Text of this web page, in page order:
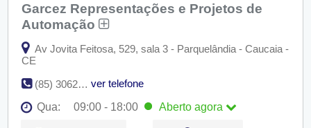
Garcez Representações e Projetos de
Automação
Av Jovita Feitosa, 529, sala 3 - Parquelândia - Caucaia -
CE
(85) 3062-5954
ver telefone
Qua:
09:00 - 18:00 Aberto agora
Seg: